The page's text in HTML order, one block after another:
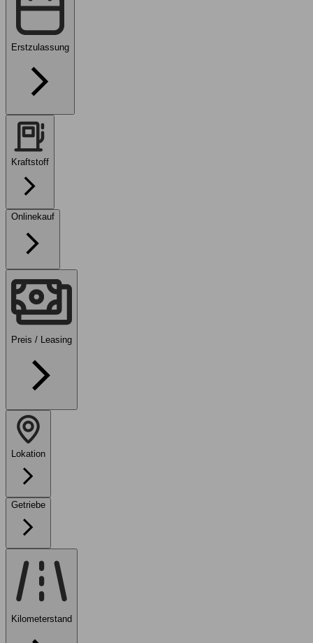
Erstzulassung
Kraftstoff
Onlinekauf
Preis / Leasing
Lokation
Getriebe
Kilometerstand